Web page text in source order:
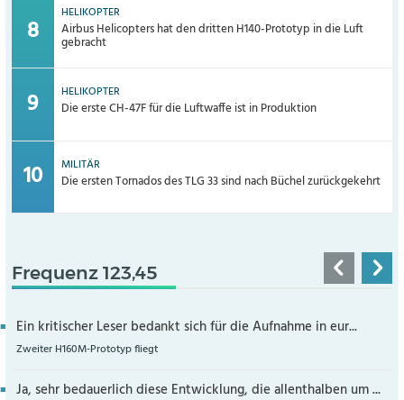
HELIKOPTER
Airbus Helicopters hat den dritten H140-Prototyp in die Luft
gebracht
HELIKOPTER
Die erste CH-47F für die Luftwaffe ist in Produktion
MILITÄR
Die ersten Tornados des TLG 33 sind nach Büchel zurückgekehrt
Frequenz 123,45
Ein kritischer Leser bedankt sich für die Aufnahme in eur...
Zweiter H160M-Prototyp fliegt
Ja, sehr bedauerlich diese Entwicklung, die allenthalben um ...